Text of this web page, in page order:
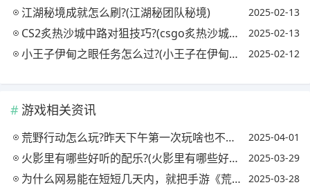
江湖秘境成就怎么刷?(江湖秘团队秘境) 2025-02-13
CS2炙热沙城中路对狙技巧?(csgo炙热沙城2中门穿点) 2025-02-13
小王子伊甸之眼任务怎么过?(小王子在伊甸之眼怎么过) 2025-02-12
游戏相关资讯
荒野行动怎么玩?昨天下午第一次玩啥也不会，新手指南没有，而且画质还差，你怎么看? 2025-04-01
火影里有哪些好听的配乐?(火影里有哪些好听的配乐歌曲) 2025-03-29
为什么网易能在短短几天内，就把手游《荒野行动》移植到PC上了呢? 2025-03-28